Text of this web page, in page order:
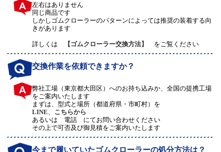
左右はありません
同じ商品です
しかしゴムクローラーのパターンによっては推奨の装着する向
きがあります
詳しくは 【ゴムクローラー交換方法】 をご覧ください
交換作業を依頼できますか？
弊社工場（東京都大田区）へのお持ち込みか、全国の提携工場
をご案内いたします
まずは、型式と場所（都道府県・市町村）を
LINE、 こちらから
あるいは 電話 にてお問い合わせください
その上で可否及び御見積をご案内いたします
今まで履いていたゴムクローラーの処分方法は？